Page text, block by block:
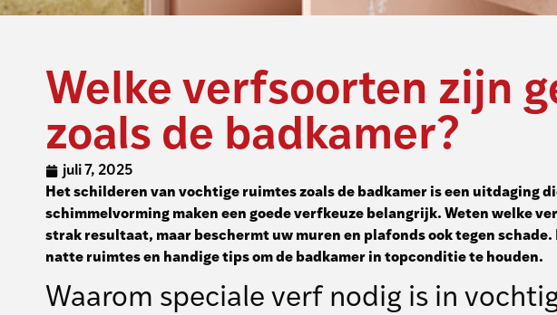
Welke verfsoorten zijn
zoals de badkamer?
juli 7, 2025
Het schilderen van vochtige ruimtes zoals de badkamer is een uitdaging
schimmelvorming maken een goede verfkeuze belangrijk. Weten welke
strak resultaat, maar beschermt uw muren en plafonds ook tegen
natte ruimtes en handige tips om de badkamer in topconditie te houden.
Waarom speciale verf nodig is in